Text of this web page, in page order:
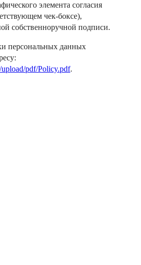
элемента согласия
чек-боксе),
собственноручной подписи.
персональных данных
pdf/Policy.pdf.